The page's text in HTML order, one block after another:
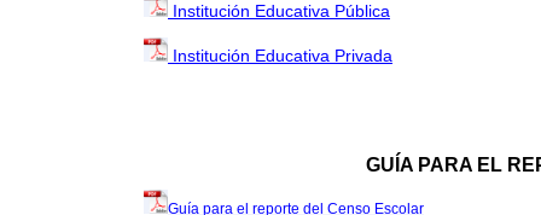
Institución Educativa Pública
Institución Educativa Privada
GUÍA PARA EL
Guía para el reporte del Censo Escolar